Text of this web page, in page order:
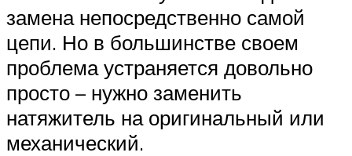
замена непосредственно самой
цепи. Но в большинстве своем
проблема устраняется довольно
просто – нужно заменить
натяжитель на оригинальный или
механический.